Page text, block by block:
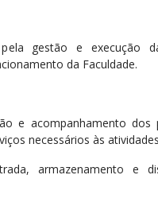
gestão e execução
da Faculdade.
e acompanhamento dos
necessários às
armazenamento e